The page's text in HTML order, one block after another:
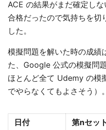
ACE の結果がまだ確定し
合格だったので気持ちを切
した。
模擬問題を解いた時の成績
た、Google 公式の模擬問
ほとんど全て Udemy の模
でやらなくてもよさそう）。
日付 第nセット